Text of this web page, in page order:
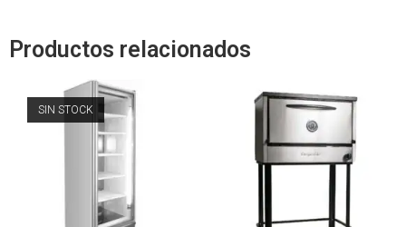
Productos relacionados
SIN STOCK